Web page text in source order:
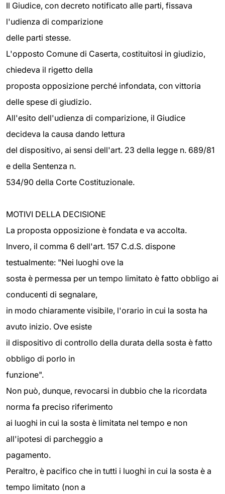
Il Giudice, con decreto notificato alle parti, fissava
l'udienza di comparizione
delle parti stesse.
L'opposto Comune di Caserta, costituitosi in giudizio,
chiedeva il rigetto della
proposta opposizione perché infondata, con vittoria
delle spese di giudizio.
All'esito dell'udienza di comparizione, il Giudice
decideva la causa dando lettura
del dispositivo, ai sensi dell'art. 23 della legge n. 689/81
e della Sentenza n.
534/90 della Corte Costituzionale.
MOTIVI DELLA DECISIONE
La proposta opposizione è fondata e va accolta.
Invero, il comma 6 dell'art. 157 C.d.S. dispone
testualmente: "Nei luoghi ove la
sosta è permessa per un tempo limitato è fatto obbligo ai
conducenti di segnalare,
in modo chiaramente visibile, l'orario in cui la sosta ha
avuto inizio. Ove esiste
il dispositivo di controllo della durata della sosta è fatto
obbligo di porlo in
funzione".
Non può, dunque, revocarsi in dubbio che la ricordata
norma fa preciso riferimento
ai luoghi in cui la sosta è limitata nel tempo e non
all'ipotesi di parcheggio a
pagamento.
Peraltro, è pacifico che in tutti i luoghi in cui la sosta è a
tempo limitato (non a